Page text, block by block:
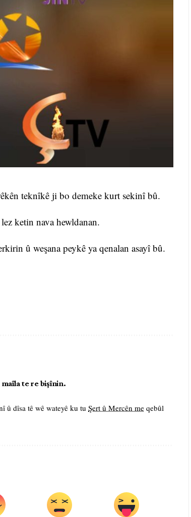
teknîkê ji bo demeke kurt sekinî bû.
ketin nava hewldanan.
û weşana peykê ya qenalan asayî bû.
te re bişînin.
û dîsa tê wê wateyê ku tu Şert û Mercên me qebûl